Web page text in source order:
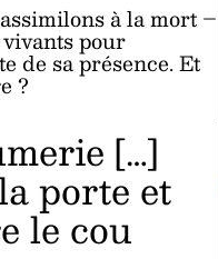
à la mort –
pour
de sa présence. Et
?
[…]
porte et
le cou